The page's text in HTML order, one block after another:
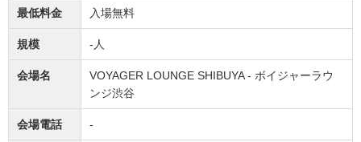
最低料金 入場無料
規模 -人
会場名
VOYAGER LOUNGE SHIBUYA - ボイジャーラウ
ンジ渋谷
会場電話 -